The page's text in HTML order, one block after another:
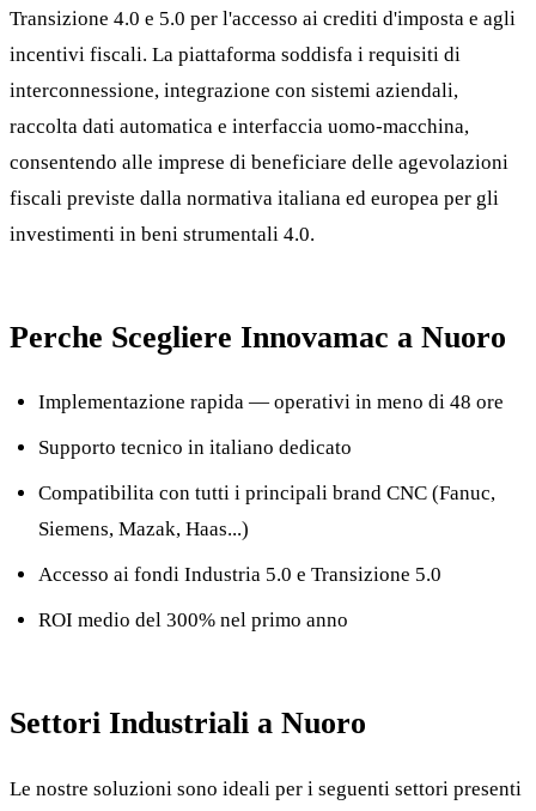
Transizione 4.0 e 5.0 per l'accesso ai crediti d'imposta e agli
incentivi fiscali. La piattaforma soddisfa i requisiti di
interconnessione, integrazione con sistemi aziendali,
raccolta dati automatica e interfaccia uomo-macchina,
consentendo alle imprese di beneficiare delle agevolazioni
fiscali previste dalla normativa italiana ed europea per gli
investimenti in beni strumentali 4.0.
Perche Scegliere Innovamac a Nuoro
Implementazione rapida — operativi in meno di 48 ore
Supporto tecnico in italiano dedicato
Compatibilita con tutti i principali brand CNC (Fanuc,
Siemens, Mazak, Haas...)
Accesso ai fondi Industria 5.0 e Transizione 5.0
ROI medio del 300% nel primo anno
Settori Industriali a Nuoro
Le nostre soluzioni sono ideali per i seguenti settori presenti